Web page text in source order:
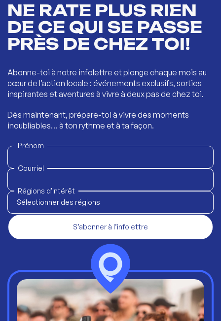
NE RATE PLUS RIEN
DE CE QUI SE PASSE
PRÈS DE CHEZ TOI!
Abonne-toi à notre infolettre et plonge chaque mois au
cœur de l’action locale : événements exclusifs, sorties
inspirantes et aventures à vivre à deux pas de chez toi.
Dès maintenant, prépare-toi à vivre des moments
inoubliables… à ton rythme et à ta façon.
Prénom
Courriel
Régions d'intérêt
Sélectionner des régions
S’abonner à l’infolettre